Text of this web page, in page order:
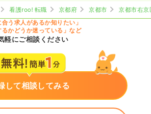
看護roo! 転職 京都府 京都市
京都市右京
合う求人があるか知りたい」
るかどうか迷っている」など
軽にご相談ください
して相談してみる